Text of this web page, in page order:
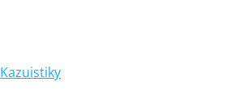
Kazuistiky